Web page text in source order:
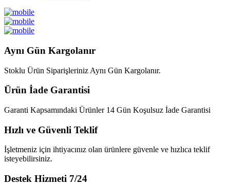
Aynı Gün Kargolanır
Stoklu Ürün Siparişleriniz Aynı Gün Kargolanır.
Ürün İade Garantisi
Garanti Kapsamındaki Ürünler 14 Gün Koşulsuz İade Garantisi
Hızlı ve Güvenli Teklif
İşletmeniz için ihtiyacınız olan ürünlere güvenle ve hızlıca teklif
isteyebilirsiniz.
Destek Hizmeti 7/24